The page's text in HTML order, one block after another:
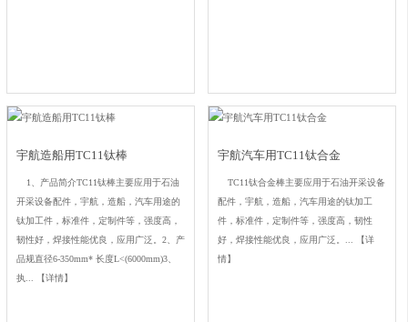
宇航造船用TC11钛棒
1、产品简介TC11钛棒主要应用于石油
开采设备配件，宇航，造船，汽车用途的
钛加工件，标准件，定制件等，强度高，
韧性好，焊接性能优良，应用广泛。2、产
品规直径6-350mm* 长度L<(6000mm)3、
执...
【详情】
宇航汽车用TC11钛合金
TC11钛合金棒主要应用于石油开采设备
配件，宇航，造船，汽车用途的钛加工
件，标准件，定制件等，强度高，韧性
好，焊接性能优良，应用广泛。...
【详
情】